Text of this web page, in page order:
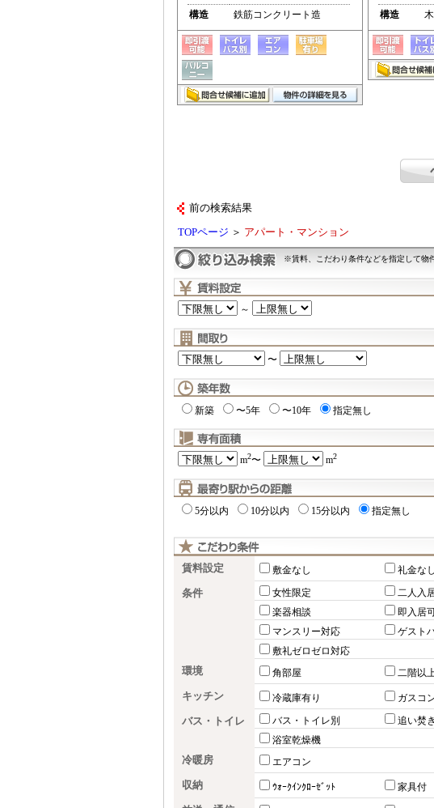
構造
鉄筋コンクリート造
構造
前の検索結果
TOPページ ＞ アパート・マンション
※賃料、こだわり条件などを指定して物
～
〜
新築 〜5年 〜10年 指定無し
m2〜 m2
5分以内 10分以内 15分以内 指定無し
賃料設定 敷金なし 礼金なし
条件 女性限定 二人入
楽器相談
即入居可
マンスリー対応
ゲスト
敷礼ゼロゼロ対応
環境 角部屋 二階以
キッチン 冷蔵庫有り ガスコ
バス・トイレ バス・トイレ別 追い焚き
浴室乾燥機
冷暖房 エアコン
収納 ｳｫｰｸｲﾝｸﾛｰｾﾞｯﾄ 家具付